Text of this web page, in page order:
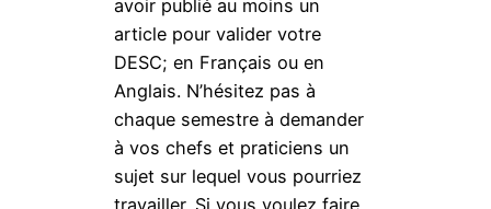
avoir publié au moins un
article pour valider votre
DESC; en Français ou en
Anglais. N’hésitez pas à
chaque semestre à demander
à vos chefs et praticiens un
sujet sur lequel vous pourriez
travailler. Si vous voulez faire